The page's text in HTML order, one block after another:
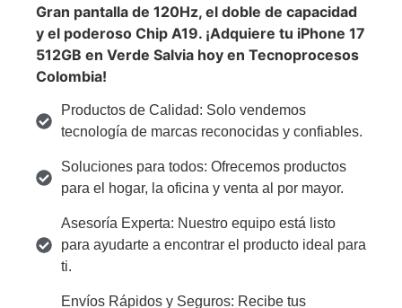
Gran pantalla de 120Hz, el doble de capacidad
y el poderoso Chip A19. ¡Adquiere tu iPhone 17
512GB en Verde Salvia hoy en Tecnoprocesos
Colombia!
Productos de Calidad: Solo vendemos
tecnología de marcas reconocidas y confiables.
Soluciones para todos: Ofrecemos productos
para el hogar, la oficina y venta al por mayor.
Asesoría Experta: Nuestro equipo está listo
para ayudarte a encontrar el producto ideal para
ti.
Envíos Rápidos y Seguros: Recibe tus